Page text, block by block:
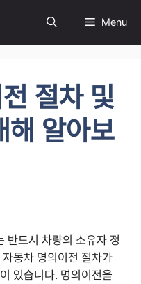
Menu
절차 및
해 알아보
반드시 차량의 소유자 정
동차 명의이전 절차가
있습니다. 명의이전을